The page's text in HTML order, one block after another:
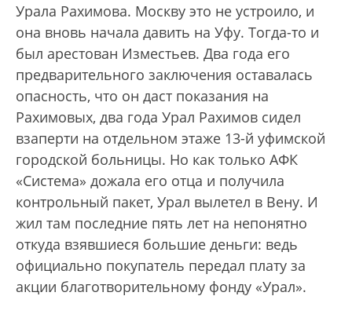
Урала Рахимова. Москву это не устроило, и
она вновь начала давить на Уфу. Тогда-то и
был арестован Изместьев. Два года его
предварительного заключения оставалась
опасность, что он даст показания на
Рахимовых, два года Урал Рахимов сидел
взаперти на отдельном этаже 13-й уфимской
городской больницы. Но как только АФК
«Система» дожала его отца и получила
контрольный пакет, Урал вылетел в Вену. И
жил там последние пять лет на непонятно
откуда взявшиеся большие деньги: ведь
официально покупатель передал плату за
акции благотворительному фонду «Урал».